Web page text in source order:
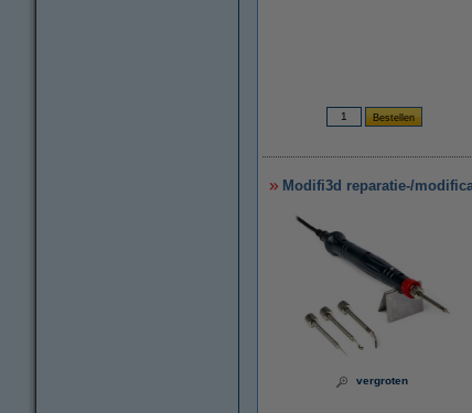
Modifi3d reparatie-/
vergroten